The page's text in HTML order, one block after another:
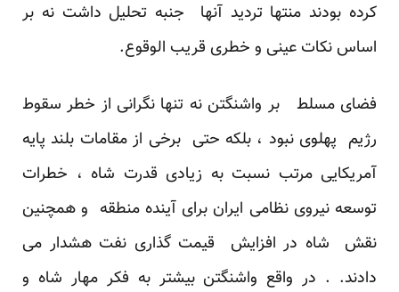
کرده بودند منتها تردید آنها جنبه تحلیل داشت نه بر
اساس نکات عینی و خطری قریب الوقوع.
فضای مسلط بر واشنگتن نه تنها نگرانی از خطر سقوط
رژیم پهلوی نبود ، بلکه حتی برخی از مقامات بلند پایه
آمریکایی مرتب نسبت به زیادی قدرت شاه ، خطرات
توسعه نیروی نظامی ایران برای آینده منطقه و همچنین
نقش شاه در افزایش قیمت گذاری نفت هشدار می
دادند. . در واقع واشنگتن بیشتر به فکر مهار شاه و